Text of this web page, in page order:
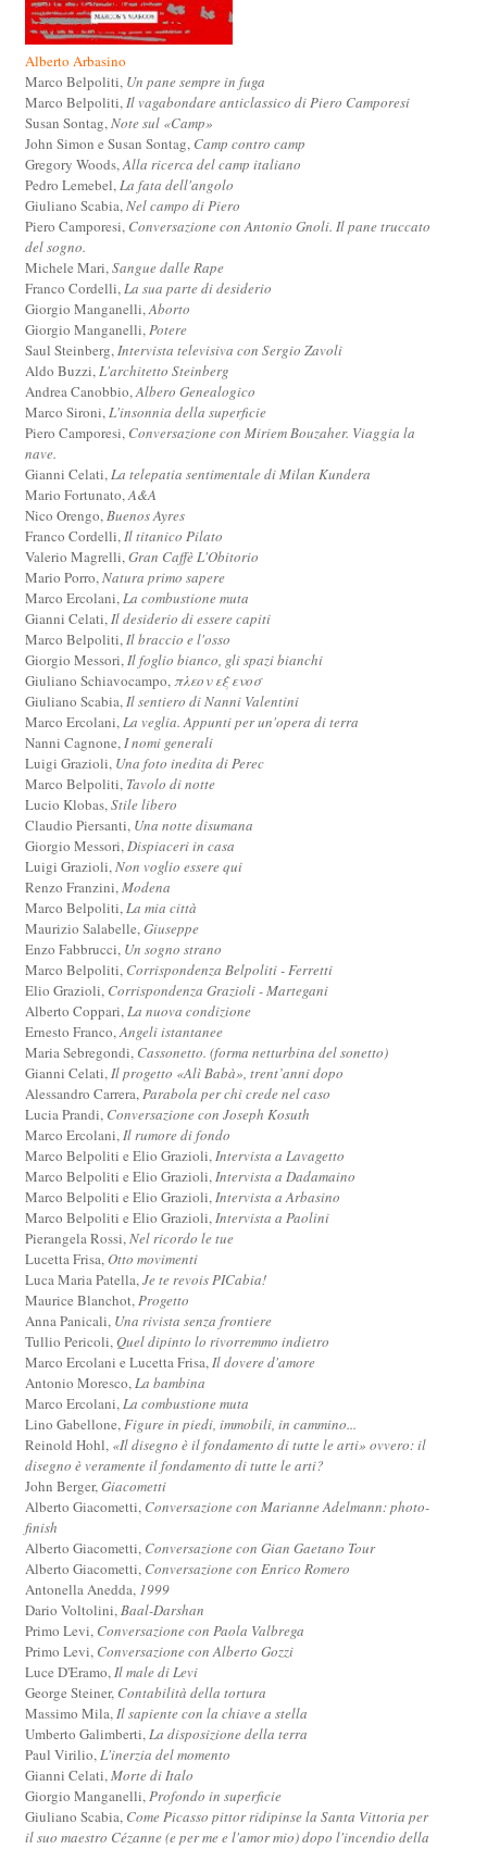
Alberto Arbasino
Marco Belpoliti, Un pane sempre in fuga
Marco Belpoliti,Il vagabondare anticlassico di Piero Camporesi
Susan Sontag,Note sul «Camp»
John Simon e Susan Sontag, Camp contro camp
Gregory Woods,Alla ricerca del camp italiano
Pedro Lemebel,La fata dell'angolo
Giuliano Scabia,Nel campo di Piero
Piero Camporesi, Conversazione con Antonio Gnoli. Il pane truccato
del sogno.
Michele Mari,Sangue dalle Rape
Franco Cordelli,La sua parte di desiderio
Giorgio Manganelli,Aborto
Giorgio Manganelli,Potere
Saul Steinberg,Intervista televisiva con Sergio Zavoli
Aldo Buzzi,L'architetto Steinberg
Andrea Canobbio,Albero Genealogico
Marco Sironi,L'insonnia della superficie
Piero Camporesi, Conversazione con Miriem Bouzaher. Viaggia la
nave.
Gianni Celati,La telepatia sentimentale di Milan Kundera
Mario Fortunato,A&A
Nico Orengo,Buenos Ayres
Franco Cordelli,Il titanico Pilato
Valerio Magrelli,Gran Caffè L'Obitorio
Mario Porro,Natura primo sapere
Marco Ercolani,La combustione muta
Gianni Celati,Il desiderio di essere capiti
Marco Belpoliti,Il braccio e l'osso
Giorgio Messori,Il foglio bianco, gli spazi bianchi
Giuliano Schiavocampo,πλεον εξ ενοσ
Giuliano Scabia,Il sentiero di Nanni Valentini
Marco Ercolani,La veglia. Appunti per un'opera di terra
Nanni Cagnone,I nomi generali
Luigi Grazioli, Una foto inedita di Perec
Marco Belpoliti, Tavolo di notte
Lucio Klobas,Stile libero
Claudio Piersanti, Una notte disumana
Giorgio Messori,Dispiaceri in casa
Luigi Grazioli,Non voglio essere qui
Renzo Franzini,Modena
Marco Belpoliti,La mia città
Maurizio Salabelle,Giuseppe
Enzo Fabbrucci, Un sogno strano
Marco Belpoliti, Corrispondenza Belpoliti - Ferretti
Elio Grazioli, Corrispondenza Grazioli - Martegani
Alberto Coppari,La nuova condizione
Ernesto Franco,Angeli istantanee
Maria Sebregondi, Cassonetto. (forma netturbina del sonetto)
Gianni Celati,Il progetto «Alì Babà», trent’anni dopo
Alessandro Carrera,Parabola per chi crede nel caso
Lucia Prandi, Conversazione con Joseph Kosuth
Marco Ercolani,Il rumore di fondo
Marco Belpoliti e Elio Grazioli,Intervista a Lavagetto
Marco Belpoliti e Elio Grazioli,Intervista a Dadamaino
Marco Belpoliti e Elio Grazioli,Intervista a Arbasino
Marco Belpoliti e Elio Grazioli,Intervista a Paolini
Pierangela Rossi,Nel ricordo le tue
Lucetta Frisa,Otto movimenti
Luca Maria Patella,Je te revois PICabia!
Maurice Blanchot,Progetto
Anna Panicali, Una rivista senza frontiere
Tullio Pericoli,Quel dipinto lo rivorremmo indietro
Marco Ercolani e Lucetta Frisa,Il dovere d'amore
Antonio Moresco,La bambina
Marco Ercolani,La combustione muta
Lino Gabellone,Figure in piedi, immobili, in cammino...
Reinold Hohl, «Il disegno è il fondamento di tutte le arti» ovvero: il
disegno è veramente il fondamento di tutte le arti?
John Berger,Giacometti
Alberto Giacometti, Conversazione con Marianne Adelmann: photo-
finish
Alberto Giacometti, Conversazione con Gian Gaetano Tour
Alberto Giacometti, Conversazione con Enrico Romero
Antonella Anedda, 1999
Dario Voltolini,Baal-Darshan
Primo Levi, Conversazione con Paola Valbrega
Primo Levi, Conversazione con Alberto Gozzi
Luce D'Eramo,Il male di Levi
George Steiner, Contabilità della tortura
Massimo Mila,Il sapiente con la chiave a stella
Umberto Galimberti,La disposizione della terra
Paul Virilio,L'inerzia del momento
Gianni Celati,Morte di Italo
Giorgio Manganelli,Profondo in superficie
Giuliano Scabia, Come Picasso pittor ridipinse la Santa Vittoria per
il suo maestro Cézanne (e per me e l'amor mio) dopo l'incendio della